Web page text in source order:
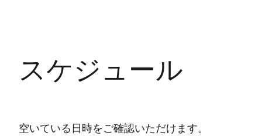
スケジュール
空いている日時をご確認いただけます。